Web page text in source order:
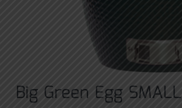
Big Green Egg SMALL